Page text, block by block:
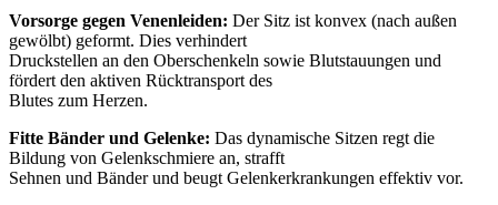
Vorsorge gegen Venenleiden: Der Sitz ist konvex (nach außen
gewölbt) geformt. Dies verhindert
Druckstellen an den Oberschenkeln sowie Blutstauungen und
fördert den aktiven Rücktransport des
Blutes zum Herzen.
Fitte Bänder und Gelenke: Das dynamische Sitzen regt die
Bildung von Gelenkschmiere an, strafft
Sehnen und Bänder und beugt Gelenkerkrankungen effektiv vor.